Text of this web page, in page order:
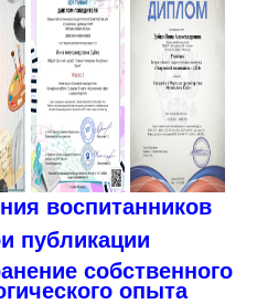
воспитанников
публикации
собственного
опыта